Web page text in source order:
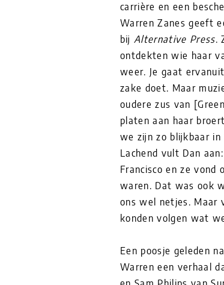
carrière en een
Warren Zanes geeft
bij Alternative Press.
ontdekten wie haar
weer. Je gaat
zake doet. Maar
oudere zus van
platen aan haar
we zijn zo blijkbaar
Lachend vult Dan
Francisco en ze vond
waren. Dat was ook
ons wel netjes. Maar
konden volgen wat
Een poosje geleden
Warren een verhaal